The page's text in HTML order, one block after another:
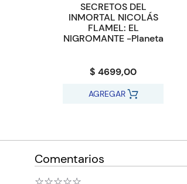
SECRETOS DEL
INMORTAL NICOLÁS
FLAMEL: EL
NIGROMANTE -Planeta
$ 4699,00
AGREGAR
Comentarios